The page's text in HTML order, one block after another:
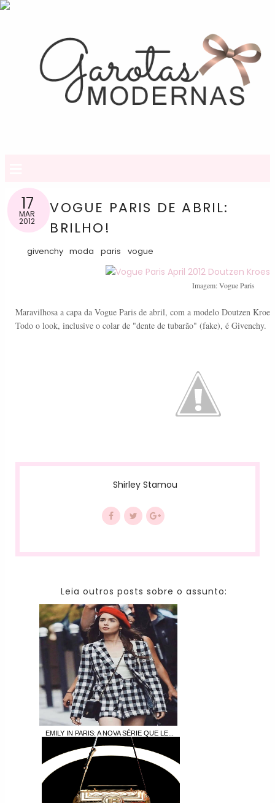
17
MAR
2012
VOGUE PARIS DE ABRIL:
BRILHO!
givenchy moda paris vogue
Imagem: Vogue Paris
Maravilhosa a capa da Vogue Paris de abril, com a modelo Doutzen
Todo o look, inclusive o colar de "dente de tubarão" (fake), é Givenchy.
Shirley Stamou
Leia outros posts sobre o assunto:
EMILY IN PARIS: A NOVA SÉRIE QUE LE...